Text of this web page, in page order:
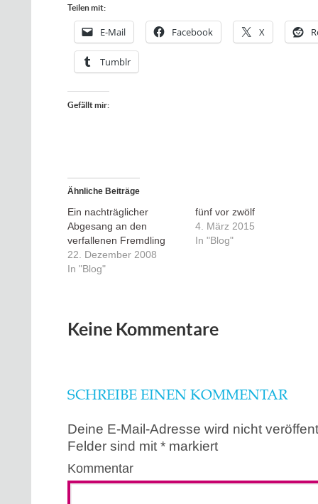
Teilen mit:
E-Mail Facebook X
Tumblr
Gefällt mir:
Ähnliche Beiträge
Ein nachträglicher
Abgesang an den
verfallenen Fremdling
22. Dezember 2008
In "Blog"
fünf vor zwölf
4. März 2015
In "Blog"
Keine Kommentare
SCHREIBE EINEN KOMMENTAR
Deine E-Mail-Adresse wird nicht
Felder sind mit * markiert
Kommentar